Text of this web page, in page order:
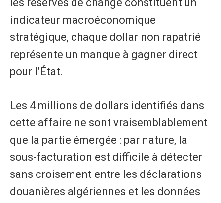
les réserves de change constituent un
indicateur macroéconomique
stratégique, chaque dollar non rapatrié
représente un manque à gagner direct
pour l’État.
Les 4 millions de dollars identifiés dans
cette affaire ne sont vraisemblablement
que la partie émergée : par nature, la
sous-facturation est difficile à détecter
sans croisement entre les déclarations
douanières algériennes et les données